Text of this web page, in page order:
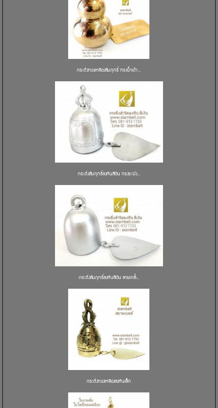
กระดิ่งทองเหลืองสัมฤทธิ์ ทรงน้ำเต้า...
กระดิ่งสัมฤทธิ์ลงหินสีเงิน ทรงระฆัง...
กระดิ่งสัมฤทธิ์ลงหินสีเงิน ลายเกลี้...
กระดิ่งทองเหลืองลงหินเล็ก